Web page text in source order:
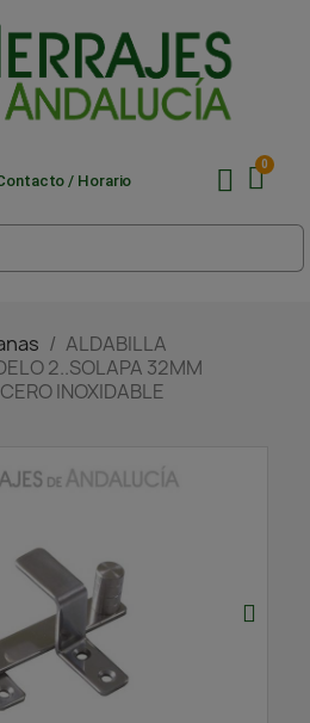
/ Horario
ALDABILLA
2..SOLAPA 32MM
INOXIDABLE